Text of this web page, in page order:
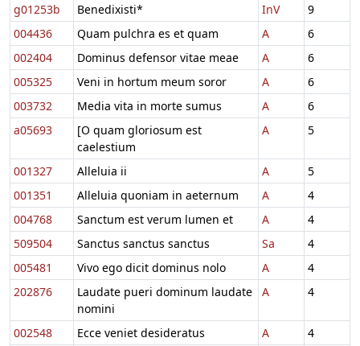
g01253b Benedixisti* InV
9
004436
Quam pulchra es et quam A
6
002404
Dominus defensor vitae meae A
6
005325
Veni in hortum meum soror A
6
003732
Media vita in morte sumus A
6
a05693
[O quam gloriosum est
caelestium
A 5
001327 Alleluia ii A
5
001351
Alleluia quoniam in aeternum A
4
004768
Sanctum est verum lumen et A
4
509504
Sanctus sanctus sanctus Sa
4
005481
Vivo ego dicit dominus nolo A
4
202876
Laudate pueri dominum laudate
nomini
A 4
002548 Ecce veniet desideratus A
4